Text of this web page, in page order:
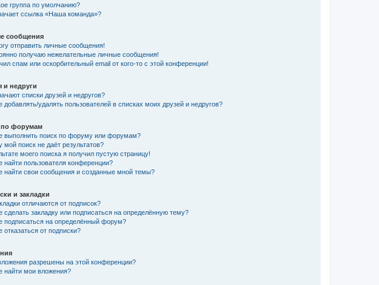
группа по умолчанию?
ссылка «Наша команда»?
сообщения
отправить личные сообщения!
получаю нежелательные личные сообщения!
спам или оскорбительный email от кого-то с этой конференции!
и недруги
списки друзей и недругов?
добавлять/удалять пользователей в списках моих друзей и недругов?
по форумам
выполнить поиск по форуму или форумам?
мой поиск не даёт результатов?
моего поиска я получил пустую страницу!
найти пользователя конференции?
найти свои сообщения и созданные мной темы?
и закладки
отличаются от подписок?
сделать закладку или подписаться на определённую тему?
подписаться на определённый форум?
отказаться от подписки?
разрешены на этой конференции?
найти мои вложения?